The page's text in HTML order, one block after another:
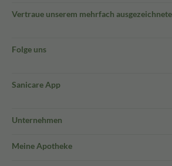
Vertraue unserem mehrfach
Folge uns
Sanicare App
Unternehmen
Meine Apotheke